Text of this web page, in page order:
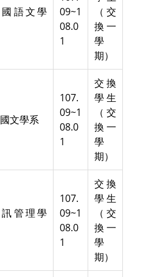
語文學
09~1
08.0
1
（交
換一
學
期）
文學系
107.
09~1
08.0
1
交換
學生
（交
換一
學
期）
管理學
107.
09~1
08.0
1
交換
學生
（交
換一
學
期）